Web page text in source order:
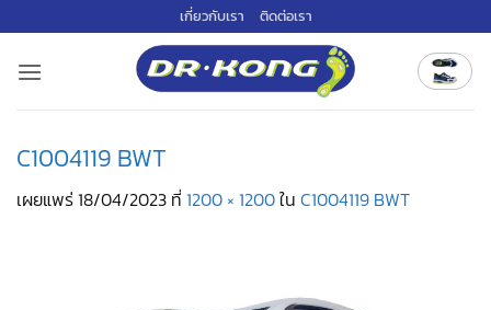
ไป
เกี่ยวกับเรา ติดต่อเรา
C1004119 BWT
เผยแพร่18/04/2023 ที่ 1200 × 1200ใน C1004119 BWT